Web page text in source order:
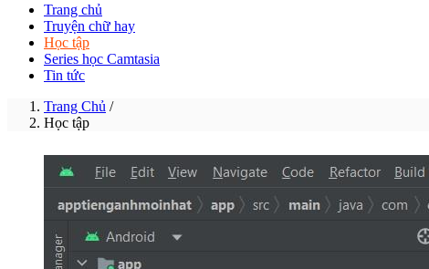
Trang chủ
Truyện chữ hay
Học tập
Series học Camtasia
Tin tức
Trang Chủ /
Học tập